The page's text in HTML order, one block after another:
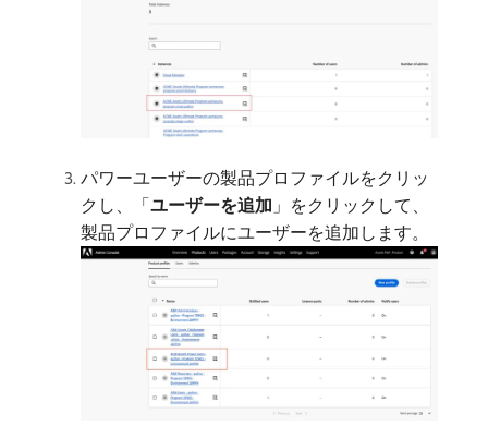
パワーユーザーの製品プロファイルをクリッ
クし、「ユーザーを追加 」をクリックして、
製品プロファイルにユーザーを追加します。